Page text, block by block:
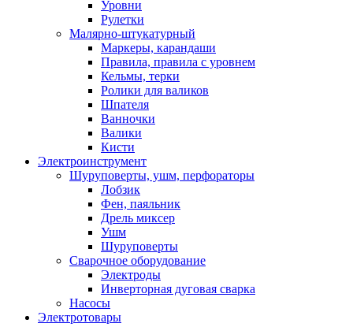
Уровни
Рулетки
Малярно-штукатурный
Маркеры, карандаши
Правила, правила с уровнем
Кельмы, терки
Ролики для валиков
Шпателя
Ванночки
Валики
Кисти
Электроинструмент
Шуруповерты, ушм, перфораторы
Лобзик
Фен, паяльник
Дрель миксер
Ушм
Шуруповерты
Сварочное оборудование
Электроды
Инверторная дуговая сварка
Насосы
Электротовары